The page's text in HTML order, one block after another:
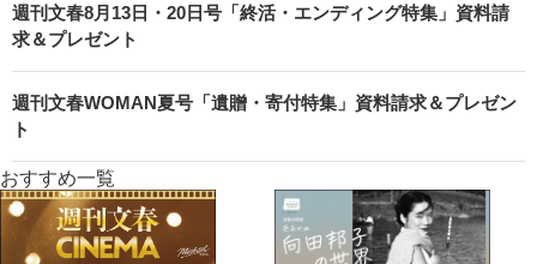
週刊文春8月13日・20日号「終活・エンディング特集」資料請
求＆プレゼント
週刊文春WOMAN夏号「遺贈・寄付特集」資料請求＆プレゼン
ト
おすすめ一覧